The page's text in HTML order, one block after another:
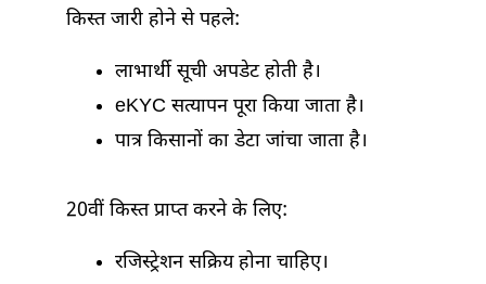
किस्त जारी होने से पहले:
लाभार्थी सूची अपडेट होती है।
eKYC सत्यापन पूरा किया जाता है।
पात्र किसानों का डेटा जांचा जाता है।
20वीं किस्त प्राप्त करने के लिए:
रजिस्ट्रेशन सक्रिय होना चाहिए।